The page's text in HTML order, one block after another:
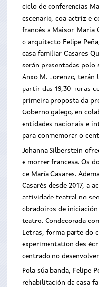
ciclo de conferencias
escenario, coa actriz e
francés a Maison Maria
o arquitecto Felipe
casa familiar Casares
serán presentadas polo
Anxo M. Lorenzo, terán
partir das 19,30 horas
primeira proposta da
Goberno galego, en
entidades nacionais e
para conmemorar o
Johanna Silberstein
e morrer francesa. Os
de María Casares.
Casarès desde 2017, a
actividade teatral no
obradoiros de
teatro. Condecorada
Letras, forma parte do
experimentation des
centrado no
Pola súa banda, Felipe
rehabilitación da casa